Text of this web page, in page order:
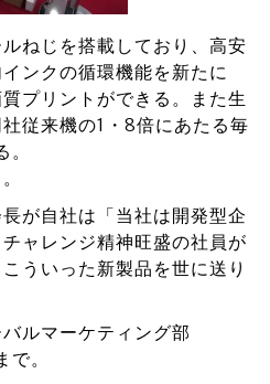
ねじを搭載しており、高安
ンクの循環機能を新たに
プリントができる。また生
従来機の1・8倍にあたる毎
が自社は「当社は開発型企
ャレンジ精神旺盛の社員が
ういった新製品を世に送り
ルマーケティング部
。